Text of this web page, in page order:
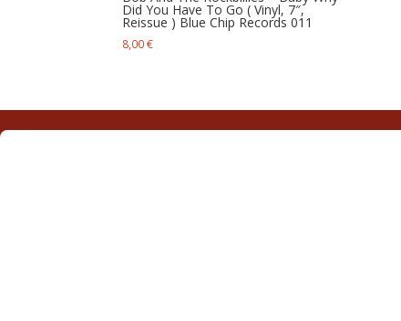
Did You Have To Go ( Vinyl, 7″,
Reissue ) Blue Chip Records 011
8,00€